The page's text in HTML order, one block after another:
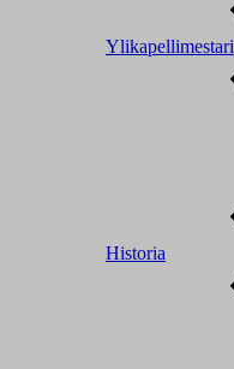
Ylikapellimestari
Historia